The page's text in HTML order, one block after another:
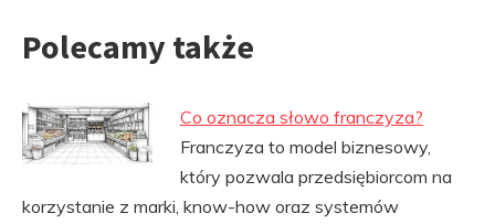
Polecamy także
Co oznacza słowo franczyza?
Franczyza to model biznesowy,
który pozwala przedsiębiorcom na
korzystanie z marki, know-how oraz systemów